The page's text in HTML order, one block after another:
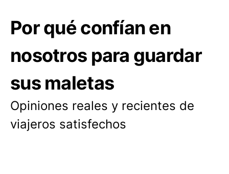
Por qué confían en
nosotros para guardar
sus maletas
Opiniones reales y recientes de
viajeros satisfechos